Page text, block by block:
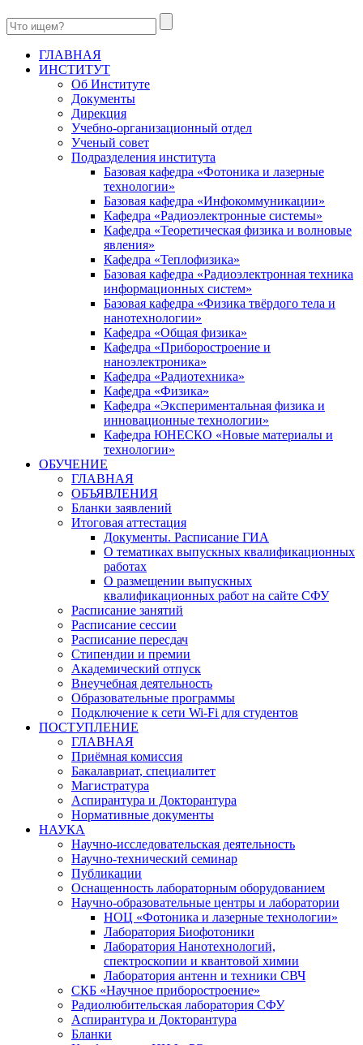
ГЛАВНАЯ
ИНСТИТУТ
Об Институте
Документы
Дирекция
Учебно-организационный отдел
Ученый совет
Подразделения института
Базовая кафедра «Фотоника и лазерные
технологии»
Базовая кафедра «Инфокоммуникации»
Кафедра «Радиоэлектронные системы»
Кафедра «Теоретическая физика и волновые
явления»
Кафедра «Теплофизика»
Базовая кафедра «Радиоэлектронная техника
информационных систем»
Базовая кафедра «Физика твёрдого тела и
нанотехнологии»
Кафедра «Общая физика»
Кафедра «Приборостроение и
наноэлектроника»
Кафедра «Радиотехника»
Кафедра «Физика»
Кафедра «Экспериментальная физика и
инновационные технологии»
Кафедра ЮНЕСКО «Новые материалы и
технологии»
ОБУЧЕНИЕ
ГЛАВНАЯ
ОБЪЯВЛЕНИЯ
Бланки заявлений
Итоговая аттестация
Документы. Расписание ГИА
О тематиках выпускных квалификационных
работах
О размещении выпускных
квалификационных работ на сайте СФУ
Расписание занятий
Расписание сессии
Расписание пересдач
Стипендии и премии
Академический отпуск
Внеучебная деятельность
Образовательные программы
Подключение к сети Wi-Fi для студентов
ПОСТУПЛЕНИЕ
ГЛАВНАЯ
Приёмная комиссия
Бакалавриат, специалитет
Магистратура
Аспирантура и Докторантура
Нормативные документы
НАУКА
Научно-исследовательская деятельность
Научно-технический семинар
Публикации
Оснащенность лабораторным оборудованием
Научно-образовательные центры и лаборатории
НОЦ «Фотоника и лазерные технологии»
Лаборатория Биофотоники
Лаборатория Нанотехнологий,
спектроскопии и квантовой химии
Лаборатория антенн и техники СВЧ
СКБ «Научное приборостроение»
Радиолюбительская лаборатория СФУ
Аспирантура и Докторантура
Бланки